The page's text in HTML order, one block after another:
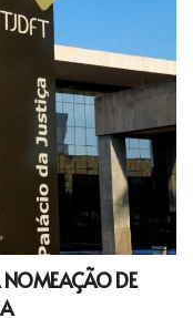
NOMEAÇÃO DE